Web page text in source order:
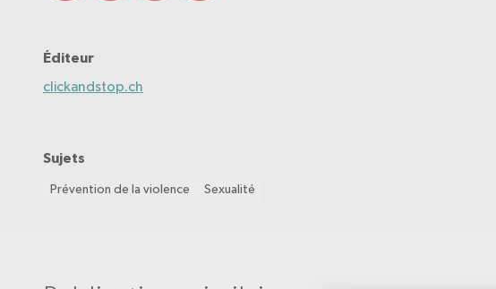
Éditeur
clickandstop.ch
Sujets
Prévention de la violence Sexualité